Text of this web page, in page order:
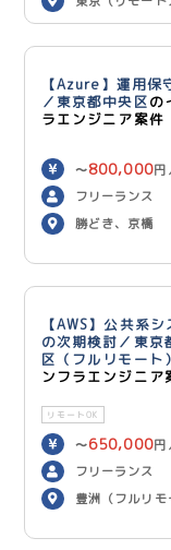
ン）
【Azure】運用保
／東京都中央区の
ラエンジニア案件
〜800,000円
フリーランス
勝どき、京橋
【AWS】公共系シ
の次期検討／東京
区（フルリモート）
ンフラエンジニア
リモートOK
〜650,000円
フリーランス
豊洲（フルリモ